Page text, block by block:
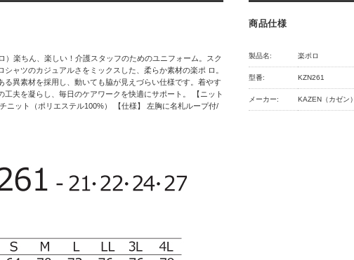
）楽ちん、楽しい！介護スタッフのためのユニフォーム。スク
シャツのカジュアルさをミックスした、柔らか素材の楽ポ ロ。
る異素材を採用し、動いても脇が見えづらい仕様です。着やす
工夫を凝らし、毎日のケアワークを快適にサポート。 【ニット
ニット（ポリエステル100%） 【仕様】 左胸に名札ループ付/
商品仕様
製品名: 楽ポロ
型番: KZN261
メーカー: KAZEN（カゼン）